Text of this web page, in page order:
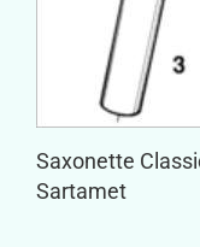
Saxonette
Sartamet